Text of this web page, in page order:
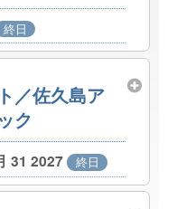
終日
／佐久島ア
ク
31 2027 終日